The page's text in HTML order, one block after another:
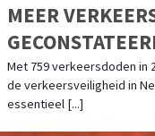
MEER
RIJGEDRAG
Met 759 verkeersdoden in
de verkeersveiligheid in
essentieel [...]